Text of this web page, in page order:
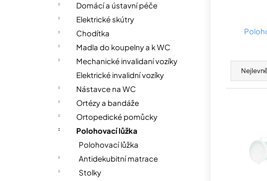
Domácí a ústavní péče
Elektrické skútry
Chodítka
Madla do koupelny a k WC
Mechanické invalidaní vozíky
Elektrické invalidní vozíky
Nástavce na WC
Ortézy a bandáže
Ortopedické pomůcky
Polohovací lůžka
Polohovací lůžka
Antidekubitní matrace
Stolky
Ř
z